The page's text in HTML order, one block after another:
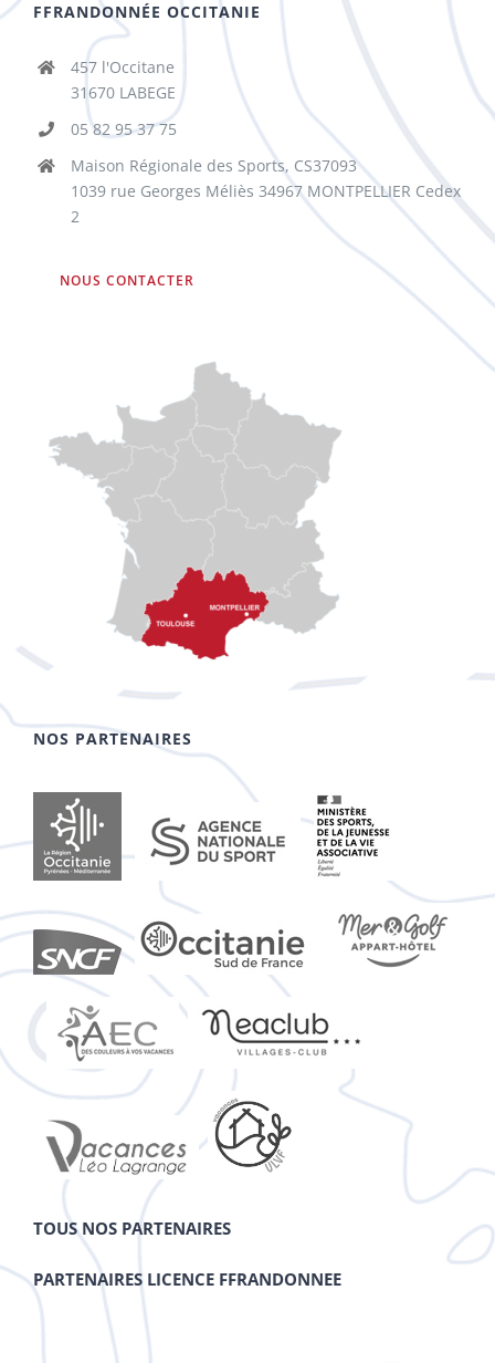
FFRANDONNÉE OCCITANIE
457 l'Occitane
31670 LABEGE
05 82 95 37 75
Maison Régionale des Sports, CS37093
1039 rue Georges Méliès 34967 MONTPELLIER Cedex
2
NOUS CONTACTER
NOS PARTENAIRES
TOUS NOS PARTENAIRES
PARTENAIRES LICENCE FFRANDONNEE